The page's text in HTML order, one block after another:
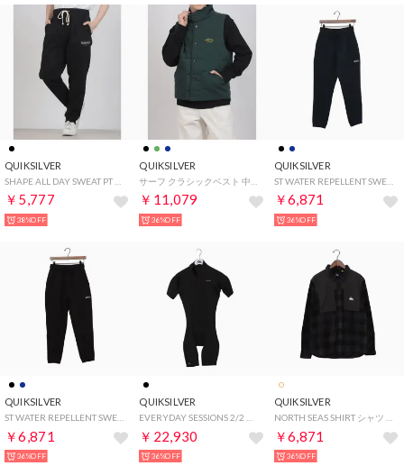
QUIKSILVER
￥5,777
38%OFF
QUIKSILVER
￥11,079
36%OFF
QUIKSILVER
ST WATER REPELLENT SWEAT PANTS パンツ （ネイビー）
￥6,871
36%OFF
QUIKSILVER
￥6,871
36%OFF
QUIKSILVER
￥22,930
36%OFF
QUIKSILVER
￥6,871
36%OFF